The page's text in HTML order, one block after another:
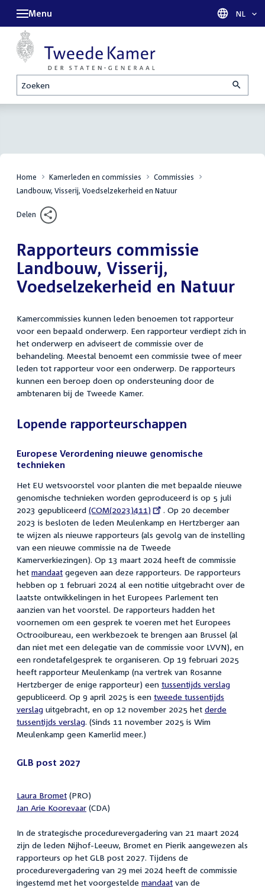
Zoeken
Menu Taal
NL
Home Kamerleden en commissies
Commissies
Landbouw, Visserij, Voedselzekerheid en Natuur
Delen
Rapporteurs commissie
Landbouw, Visserij,
Voedselzekerheid en Natuur
Kamercommissies kunnen leden benoemen tot rapporteur
voor een bepaald onderwerp. Een rapporteur verdiept zich in
het onderwerp en adviseert de commissie over de
behandeling. Meestal benoemt een commissie twee of meer
leden tot rapporteur voor een onderwerp. De rapporteurs
kunnen een beroep doen op ondersteuning door de
ambtenaren bij de Tweede Kamer.
Lopende rapporteurschappen
Europese Verordening nieuwe genomische
technieken
Het EU wetsvoorstel voor planten die met bepaalde nieuwe
genomische technieken worden geproduceerd is op 5 juli
2023 gepubliceerd External
link:
(COM(2023)411)
. Op 20 december
2023 is besloten de leden Meulenkamp en Hertzberger aan
te wijzen als nieuwe rapporteurs (als gevolg van de instelling
van een nieuwe commissie na de Tweede
Kamerverkiezingen). Op 13 maart 2024 heeft de commissie
het mandaat gegeven aan deze rapporteurs. De rapporteurs
hebben op 1 februari 2024 al een notitie uitgebracht over de
laatste ontwikkelingen in het Europees Parlement ten
aanzien van het voorstel. De rapporteurs hadden het
voornemen om een gesprek te voeren met het Europees
Octrooibureau, een werkbezoek te brengen aan Brussel (al
dan niet met een delegatie van de commissie voor LVVN), en
een rondetafelgesprek te organiseren. Op 19 februari 2025
heeft rapporteur Meulenkamp (na vertrek van Rosanne
Hertzberger de enige rapporteur) een tussentijds verslag
gepubliceerd. Op 9 april 2025 is een tweede tussentijds
verslag uitgebracht, en op 12 november 2025 het derde
tussentijds verslag. (Sinds 11 november 2025 is Wim
Meulenkamp geen Kamerlid meer.)
GLB post 2027
Laura Bromet (PRO)
Jan Arie Koorevaar (CDA)
In de strategische procedurevergadering van 21 maart 2024
zijn de leden Nijhof-Leeuw, Bromet en Pierik aangewezen als
rapporteurs op het GLB post 2027. Tijdens de
procedurevergadering van 29 mei 2024 heeft de commissie
ingestemd met het voorgestelde mandaat van de